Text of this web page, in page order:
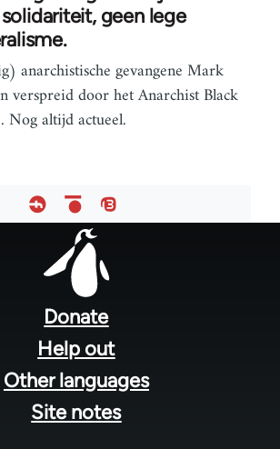
geen lege
anarchistische gevangene Mark
verspreid door het Anarchist Black
altijd actueel.
Donate
Help out
Other languages
Site notes